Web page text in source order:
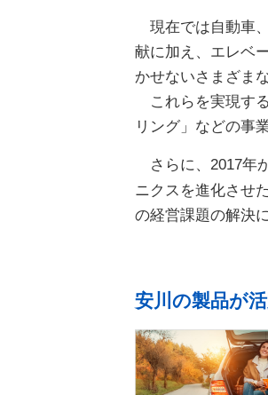
現在では自動車
献に加え、エレベ
かせないさまざま
これらを実現す
リング」などの事
さらに、2017年
ニクスを進化させ
の経営課題の解決
安川の製品が